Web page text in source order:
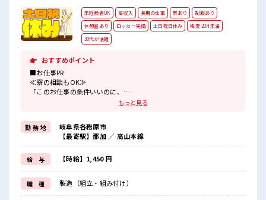
未経験者OK 高収入 長期の仕事 寮あり
制服あり
休憩室あり
ロッカー完備 土日祝日休み
残業 20H未満
30代が活躍
おすすめポイント
■お仕事PR
≪寮の相談もOK≫
「このお仕事の条件いいのに、
勤務地までちょっと遠くて…」という方にもオススメ！
≪適度な残業でお給料UP≫
残業は月20時間未満で、
ほどよく稼げます♪
≪週休2日制≫
週末は家族や友人と一緒にプライベート満喫！
≪ラクラク制服アリ≫
制服があるので、
毎日の服装の悩み解消♪
≪様々なお仕事をご提案≫
もっと見る
勤 務 地
岐阜県各務原市
【最寄駅】那加 ／ 高山本線
給 与 【時給】1,450 円
職 種 製造（組立・組み付け）